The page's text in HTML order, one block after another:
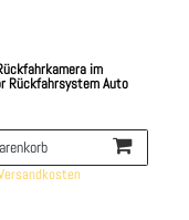
im
Rückfahrsystem Auto